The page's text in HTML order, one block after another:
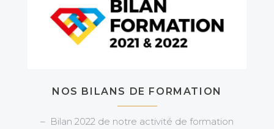
NOS BILANS DE FORMATION
– Bilan 2022 de notre activité de formation